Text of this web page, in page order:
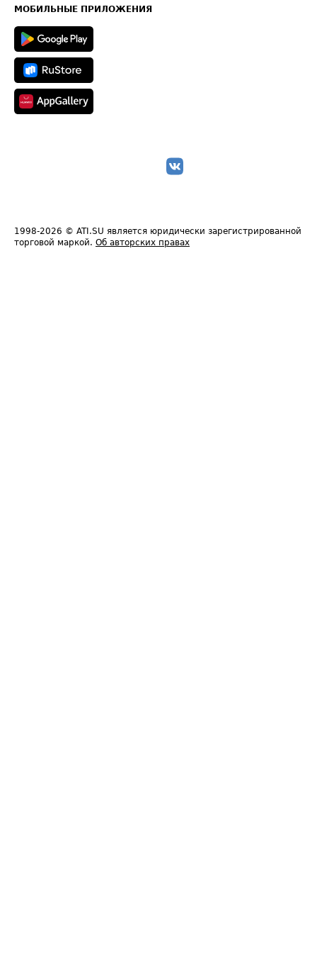
Техническая информация
МОБИЛЬНЫЕ ПРИЛОЖЕНИЯ
1998-2026 © ATI.SU является юридически зарегистрированной
торговой маркой. Об авторских правах